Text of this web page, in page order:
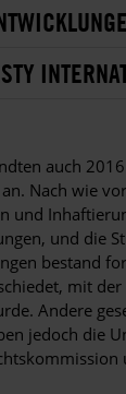
auch
Nach wie
und
und die
bestand
mit
Andere
jedoch die